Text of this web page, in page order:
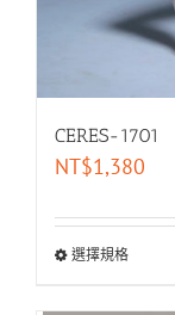
CERES-1701
NT$1,380
選擇規格